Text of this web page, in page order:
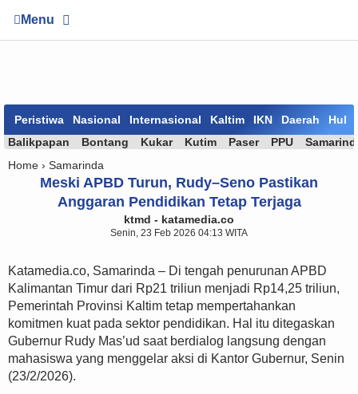
Menu
Peristiwa Nasional Internasional Kaltim IKN Daerah
Balikpapan
Bontang Kukar Kutim Paser PPU
Home › Samarinda
Meski APBD Turun, Rudy–Seno Pastikan
Anggaran Pendidikan Tetap Terjaga
ktmd - katamedia.co
Senin, 23 Feb 2026 04:13 WITA
Katamedia.co, Samarinda – Di tengah penurunan APBD
Kalimantan Timur dari Rp21 triliun menjadi Rp14,25 triliun,
Pemerintah Provinsi Kaltim tetap mempertahankan
komitmen kuat pada sektor pendidikan. Hal itu ditegaskan
Gubernur Rudy Mas’ud saat berdialog langsung dengan
mahasiswa yang menggelar aksi di Kantor Gubernur, Senin
(23/2/2026).